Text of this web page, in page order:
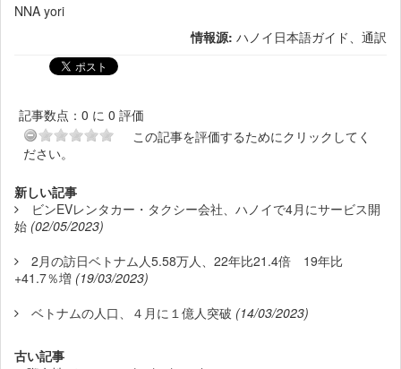
NNA yori
情報源: ハノイ日本語ガイド、通訳
記事数点：0 に 0 評価
この記事を評価するためにクリックしてく
ださい。
新しい記事
ビンEVレンタカー・タクシー会社、ハノイで4月にサービス開
始 (02/05/2023)
2月の訪日ベトナム人5.58万人、22年比21.4倍 19年比
+41.7％増 (19/03/2023)
ベトナムの人口、４月に１億人突破 (14/03/2023)
古い記事